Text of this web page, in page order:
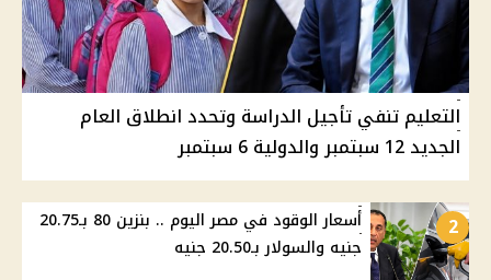
التعليم تنفي تأجيل الدراسة وتحدد انطلاق العام
الجديد 12 سبتمبر والدولية 6 سبتمبر
2
أسعار الوقود في مصر اليوم .. بنزين 80 بـ20.75
جنيه والسولار بـ20.50 جنيه